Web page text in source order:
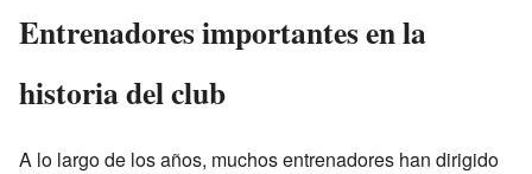
Entrenadores importantes en la
historia del club
A lo largo de los años, muchos entrenadores han dirigido